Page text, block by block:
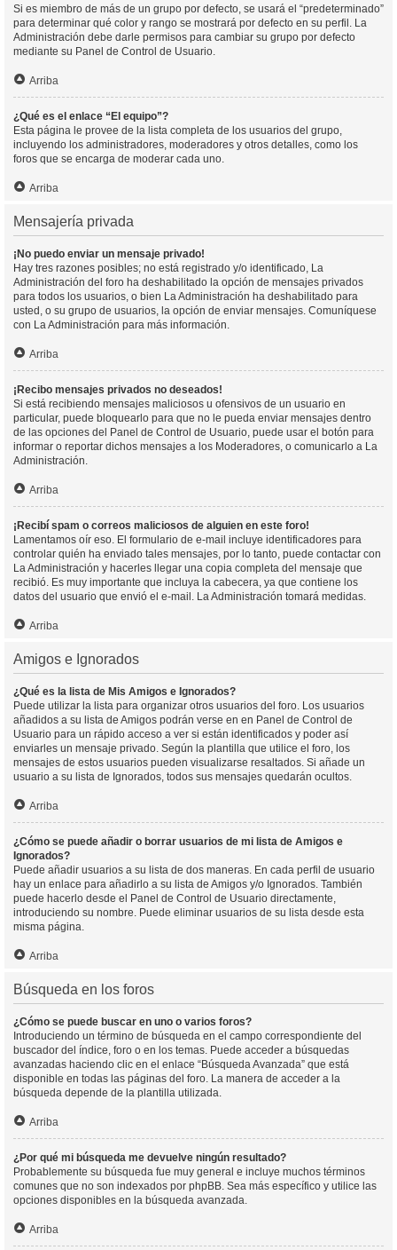
Si es miembro de más de un grupo por defecto, se usará el “predeterminado”
para determinar qué color y rango se mostrará por defecto en su perfil. La
Administración debe darle permisos para cambiar su grupo por defecto
mediante su Panel de Control de Usuario.
Arriba
¿Qué es el enlace “El equipo”?
Esta página le provee de la lista completa de los usuarios del grupo,
incluyendo los administradores, moderadores y otros detalles, como los
foros que se encarga de moderar cada uno.
Arriba
Mensajería privada
¡No puedo enviar un mensaje privado!
Hay tres razones posibles; no está registrado y/o identificado, La
Administración del foro ha deshabilitado la opción de mensajes privados
para todos los usuarios, o bien La Administración ha deshabilitado para
usted, o su grupo de usuarios, la opción de enviar mensajes. Comuníquese
con La Administración para más información.
Arriba
¡Recibo mensajes privados no deseados!
Si está recibiendo mensajes maliciosos u ofensivos de un usuario en
particular, puede bloquearlo para que no le pueda enviar mensajes dentro
de las opciones del Panel de Control de Usuario, puede usar el botón para
informar o reportar dichos mensajes a los Moderadores, o comunicarlo a La
Administración.
Arriba
¡Recibí spam o correos maliciosos de alguien en este foro!
Lamentamos oír eso. El formulario de e-mail incluye identificadores para
controlar quién ha enviado tales mensajes, por lo tanto, puede contactar con
La Administración y hacerles llegar una copia completa del mensaje que
recibió. Es muy importante que incluya la cabecera, ya que contiene los
datos del usuario que envió el e-mail. La Administración tomará medidas.
Arriba
Amigos e Ignorados
¿Qué es la lista de Mis Amigos e Ignorados?
Puede utilizar la lista para organizar otros usuarios del foro. Los usuarios
añadidos a su lista de Amigos podrán verse en en Panel de Control de
Usuario para un rápido acceso a ver si están identificados y poder así
enviarles un mensaje privado. Según la plantilla que utilice el foro, los
mensajes de estos usuarios pueden visualizarse resaltados. Si añade un
usuario a su lista de Ignorados, todos sus mensajes quedarán ocultos.
Arriba
¿Cómo se puede añadir o borrar usuarios de mi lista de Amigos e
Ignorados?
Puede añadir usuarios a su lista de dos maneras. En cada perfil de usuario
hay un enlace para añadirlo a su lista de Amigos y/o Ignorados. También
puede hacerlo desde el Panel de Control de Usuario directamente,
introduciendo su nombre. Puede eliminar usuarios de su lista desde esta
misma página.
Arriba
Búsqueda en los foros
¿Cómo se puede buscar en uno o varios foros?
Introduciendo un término de búsqueda en el campo correspondiente del
buscador del índice, foro o en los temas. Puede acceder a búsquedas
avanzadas haciendo clic en el enlace “Búsqueda Avanzada” que está
disponible en todas las páginas del foro. La manera de acceder a la
búsqueda depende de la plantilla utilizada.
Arriba
¿Por qué mi búsqueda me devuelve ningún resultado?
Probablemente su búsqueda fue muy general e incluye muchos términos
comunes que no son indexados por phpBB. Sea más específico y utilice las
opciones disponibles en la búsqueda avanzada.
Arriba